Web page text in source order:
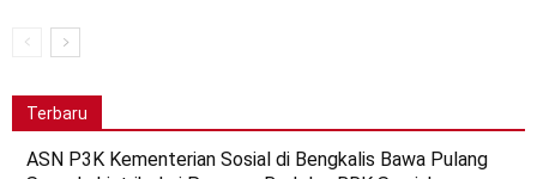
Terbaru
ASN P3K Kementerian Sosial di Bengkalis Bawa Pulang